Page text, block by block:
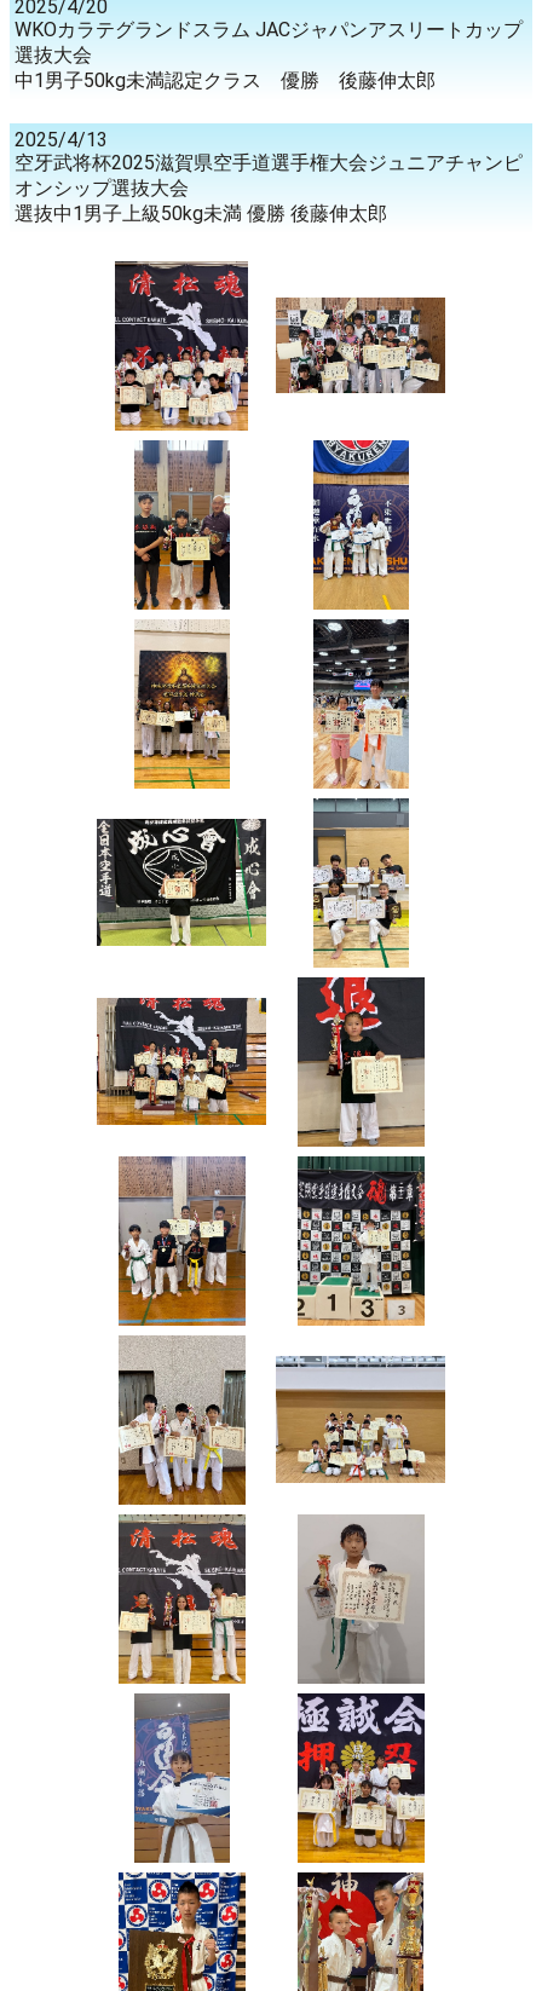
2025/4/20
WKOカラテグランドスラム JACジャパンアスリートカップ
選抜大会
中1男子50kg未満認定クラス 優勝 後藤伸太郎
2025/4/13
空牙武将杯2025滋賀県空手道選手権大会ジュニアチャンピ
オンシップ選抜大会
選抜中1男子上級50kg未満 優勝 後藤伸太郎